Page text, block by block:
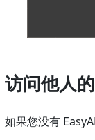
访问他人
如果您没有